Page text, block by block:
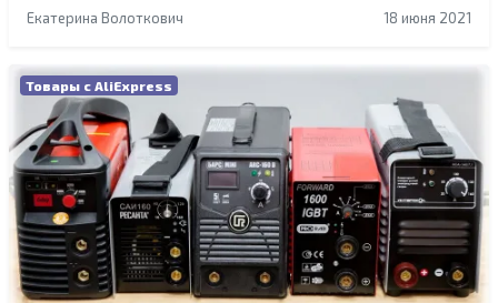
Екатерина Волоткович 18 июня 2021
Товары с AliExpress